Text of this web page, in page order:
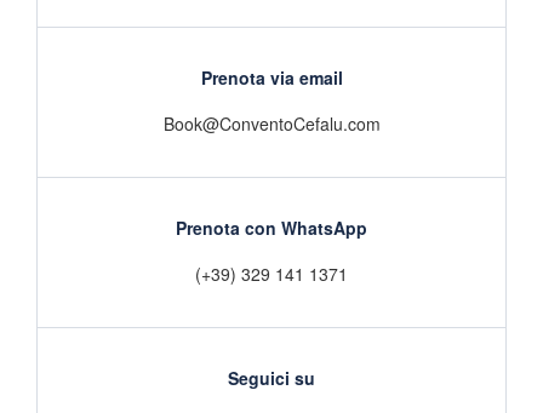
Prenota via email
Book@ConventoCefalu.com
Prenota con WhatsApp
(+39) 329 141 1371
Seguici su